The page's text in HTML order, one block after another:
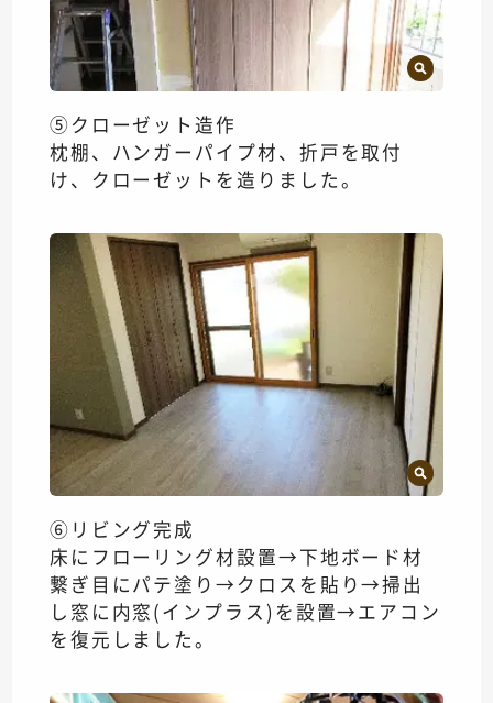
⑤クローゼット造作
枕棚、ハンガーパイプ材、折戸を取付
け、クローゼットを造りました。
⑥リビング完成
床にフローリング材設置→下地ボード材
繋ぎ目にパテ塗り→クロスを貼り→掃出
し窓に内窓(インプラス)を設置→エアコン
を復元しました。